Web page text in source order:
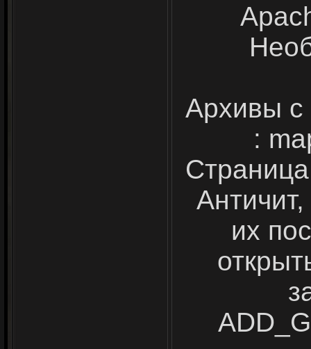
Архивы с
:
их